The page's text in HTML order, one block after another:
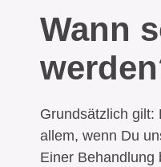
Wann
Grundsätzlich gilt:
allem, wenn Du
Einer Behandlung